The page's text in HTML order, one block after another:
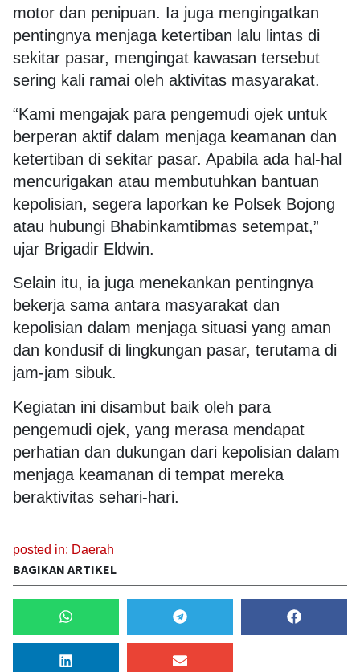
motor dan penipuan. Ia juga mengingatkan
pentingnya menjaga ketertiban lalu lintas di
sekitar pasar, mengingat kawasan tersebut
sering kali ramai oleh aktivitas masyarakat.
“Kami mengajak para pengemudi ojek untuk
berperan aktif dalam menjaga keamanan dan
ketertiban di sekitar pasar. Apabila ada hal-hal
mencurigakan atau membutuhkan bantuan
kepolisian, segera laporkan ke Polsek Bojong
atau hubungi Bhabinkamtibmas setempat,”
ujar Brigadir Eldwin.
Selain itu, ia juga menekankan pentingnya
bekerja sama antara masyarakat dan
kepolisian dalam menjaga situasi yang aman
dan kondusif di lingkungan pasar, terutama di
jam-jam sibuk.
Kegiatan ini disambut baik oleh para
pengemudi ojek, yang merasa mendapat
perhatian dan dukungan dari kepolisian dalam
menjaga keamanan di tempat mereka
beraktivitas sehari-hari.
posted in: Daerah
BAGIKAN ARTIKEL